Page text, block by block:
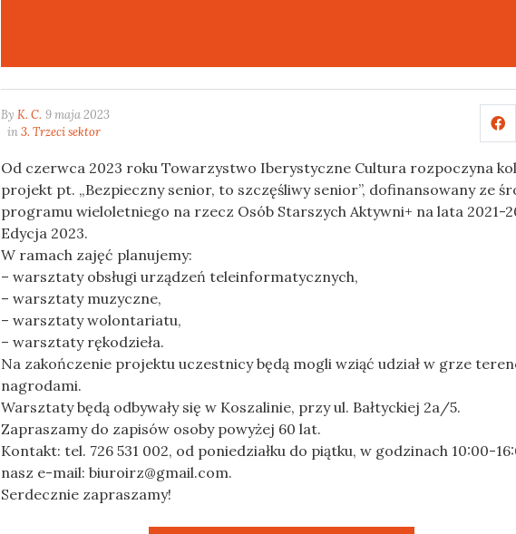
By K. C. 9 maja 2023
in3. Trzeci sektor
Od czerwca 2023 roku Towarzystwo Iberystyczne Cultura rozpoczyna
projekt pt. „Bezpieczny senior, to szczęśliwy senior”, dofinansowany ze
programu wieloletniego na rzecz Osób Starszych Aktywni+ na lata 2021-
Edycja 2023.
W ramach zajęć planujemy:
– warsztaty obsługi urządzeń teleinformatycznych,
– warsztaty muzyczne,
– warsztaty wolontariatu,
– warsztaty rękodzieła.
Na zakończenie projektu uczestnicy będą mogli wziąć udział w grze
nagrodami.
Warsztaty będą odbywały się w Koszalinie, przy ul. Bałtyckiej 2a/5.
Zapraszamy do zapisów osoby powyżej 60 lat.
Kontakt: tel. 726 531 002, od poniedziałku do piątku, w godzinach 10:00-
nasz e-mail: biuroirz@gmail.com.
Serdecznie zapraszamy!